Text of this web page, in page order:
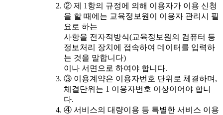
② 제 1항의 규정에 의해 이용자가 이용 신청
을 할 때에는 교육정보원이 이용자 관리시 필
요로 하는
사항을 전자적방식(교육정보원의 컴퓨터 등
정보처리 장치에 접속하여 데이터를 입력하
는 것을 말합니다)
이나 서면으로 하여야 합니다.
③ 이용계약은 이용자번호 단위로 체결하며,
체결단위는 1 이용자번호 이상이어야 합니
다.
④ 서비스의 대량이용 등 특별한 서비스 이용